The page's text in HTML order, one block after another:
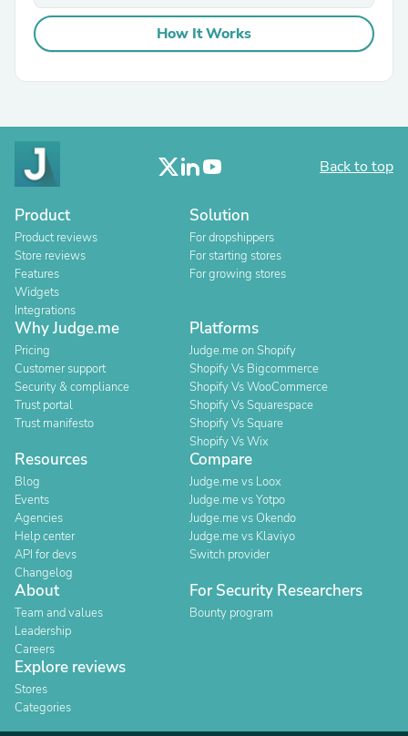
How It Works
Back to top
Product
Product reviews
Store reviews
Features
Widgets
Integrations
Solution
For dropshippers
For starting stores
For growing stores
Why Judge.me
Pricing
Customer support
Security & compliance
Trust portal
Trust manifesto
Platforms
Judge.me on Shopify
Shopify Vs Bigcommerce
Shopify Vs WooCommerce
Shopify Vs Squarespace
Shopify Vs Square
Shopify Vs Wix
Resources
Blog
Events
Agencies
Help center
API for devs
Changelog
Compare
Judge.me vs Loox
Judge.me vs Yotpo
Judge.me vs Okendo
Judge.me vs Klaviyo
Switch provider
About
Team and values
Leadership
Careers
For Security Researchers
Bounty program
Explore reviews
Stores
Categories